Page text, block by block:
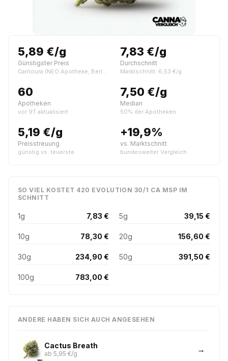
5,89 €/g
Günstigster Preis
Cantoura (NEO Apotheke, Berlin)
7,83 €/g
Durchschnitt
Marktschnitt: 6,53 €/g
60
Apotheken
vor 9T aktualisiert
7,50 €/g
Median
50% der Apotheken
5,19 €/g
Preisstreuung
günstig vs. teuerste
+19,9%
vs. Marktschnitt
bundesweiter Vergleich
SO VIEL KOSTET 420 EVOLUTION 30/1 CA MSP IM
SCHNITT
1g 7,83 € 5g 39,15 €
10g 78,30 € 20g 156,60 €
30g 234,90 € 50g 391,50 €
100g 783,00 €
ANDERE HABEN SICH AUCH ANGESEHEN
Cactus Breath
ab 5,95 €/g